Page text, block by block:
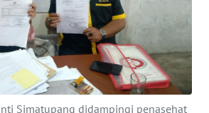
Simatupang didampingi penasehat